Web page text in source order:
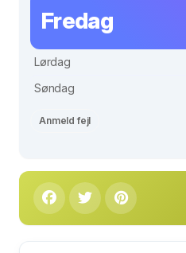
Fredag
Lørdag
Søndag
Anmeld fejl